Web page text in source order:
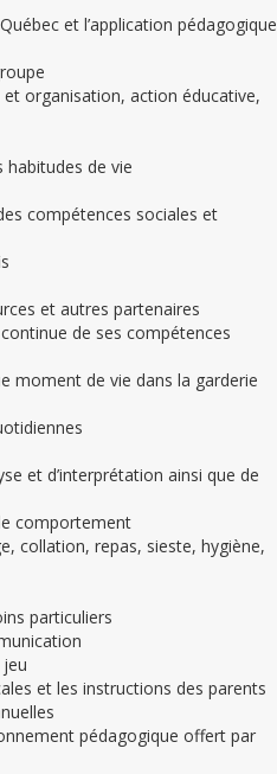
et l’application pédagogique
organisation, action éducative,
habitudes de vie
compétences sociales et
et autres partenaires
de ses compétences
moment de vie dans la garderie
et d’interprétation ainsi que de
comportement
collation, repas, sieste, hygiène,
particuliers
et les instructions des parents
pédagogique offert par